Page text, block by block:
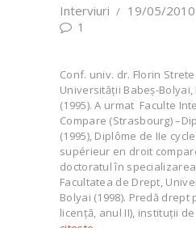
Interviuri 19/05/2010
1
Conf. univ. dr. Florin
Universităţii Babeş-
(1995). A urmat Faculte
Compare (Strasbourg)
(1995), Diplôme de IIe
supérieur en droit
doctoratul în
Facultatea de Drept,
Bolyai (1998). Predă
licenţă, anul II), instituţii